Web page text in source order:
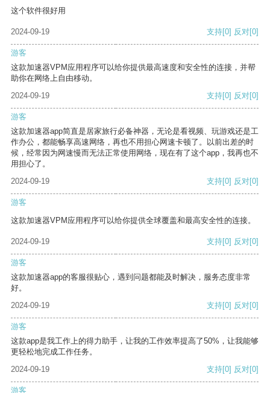
这个软件很好用
2024-09-19 支持[0] 反对[0]
游客
这款加速器VPM应用程序可以给你提供最高速度和安全性的连接，并帮
助你在网络上自由移动。
2024-09-19
支持[0] 反对[0]
游客
这款加速器app简直是居家旅行必备神器，无论是看视频、玩游戏还是工
作办公，都能畅享高速网络，再也不用担心网速卡顿了。以前出差的时
候，经常因为网速慢而无法正常使用网络，现在有了这个app，我再也不
用担心了。
2024-09-19
支持[0] 反对[0]
游客
这款加速器VPM应用程序可以给你提供全球覆盖和最高安全性的连接。
2024-09-19 支持[0] 反对[0]
游客
这款加速器app的客服很贴心，遇到问题都能及时解决，服务态度非常
好。
2024-09-19
支持[0] 反对[0]
游客
这款app是我工作上的得力助手，让我的工作效率提高了50%，让我能够
更轻松地完成工作任务。
2024-09-19
支持[0] 反对[0]
游客